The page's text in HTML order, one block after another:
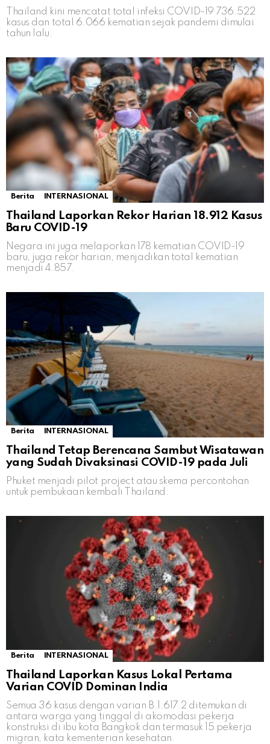
Thailand kini mencatat total infeksi COVID-19 736.522
kasus dan total 6.066 kematian sejak pandemi dimulai
tahun lalu.
Berita INTERNASIONAL
Thailand Laporkan Rekor Harian 18.912 Kasus
Baru COVID-19
Negara ini juga melaporkan 178 kematian COVID-19
baru, juga rekor harian, menjadikan total kematian
menjadi 4.857.
Berita INTERNASIONAL
Thailand Tetap Berencana Sambut Wisatawan
yang Sudah Divaksinasi COVID-19 pada Juli
Phuket menjadi pilot project atau skema percontohan
untuk pembukaan kembali Thailand.
Berita INTERNASIONAL
Thailand Laporkan Kasus Lokal Pertama
Varian COVID Dominan India
Semua 36 kasus dengan varian B.1.617.2 ditemukan di
antara warga yang tinggal di akomodasi pekerja
konstruksi di ibu kota Bangkok dan termasuk 15 pekerja
migran, kata kementerian kesehatan.